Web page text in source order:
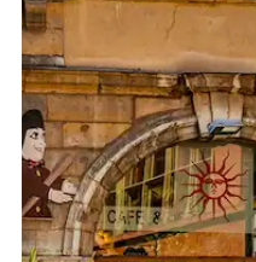
met je de pijltjestoetsen